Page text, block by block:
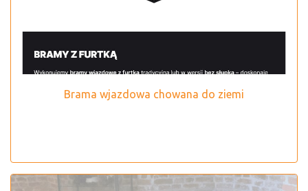
Brama wjazdowa chowana do ziemi